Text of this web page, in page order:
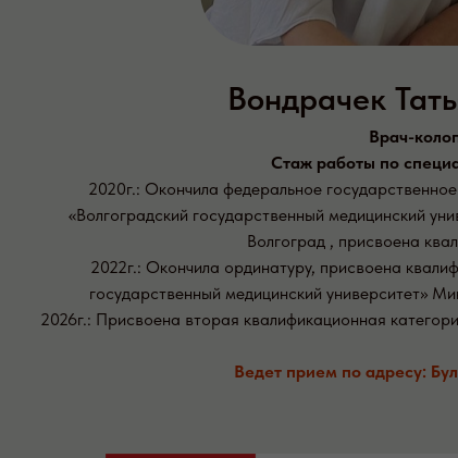
Вондрачек
Врач-
Стаж работы по
2020г.: Окончила федеральное
«Волгоградский государственный медицинский
Волгоград , присвоена
2022г.: Окончила ординатуру, присвоена
государственный медицинский университет»
2026г.: Присвоена вторая квалификационная
Ведет прием по адресу: